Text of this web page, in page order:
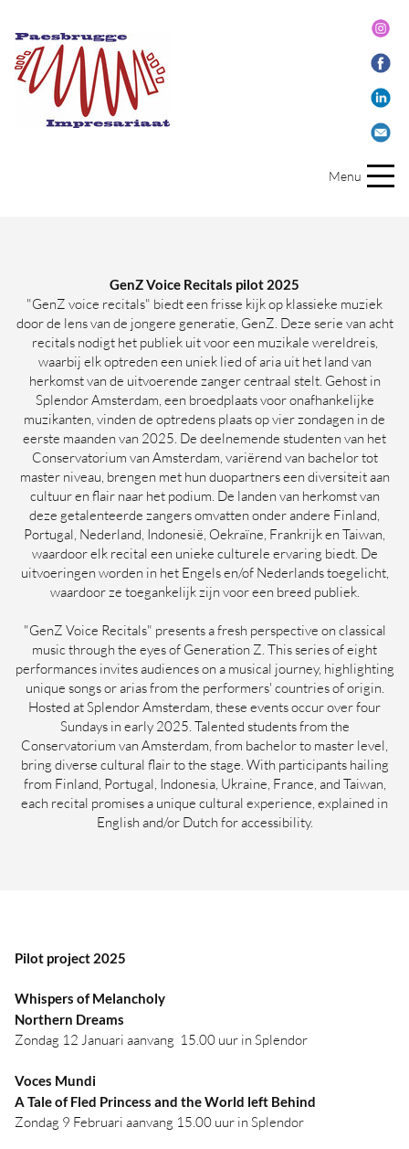
Menu
GenZ Voice Recitals pilot 2025
"GenZ voice recitals" biedt een frisse kijk op klassieke muziek
door de lens van de jongere generatie, GenZ. Deze serie van acht
recitals nodigt het publiek uit voor een muzikale wereldreis,
waarbij elk optreden een uniek lied of aria uit het land van
herkomst van de uitvoerende zanger centraal stelt. Gehost in
Splendor Amsterdam, een broedplaats voor onafhankelijke
muzikanten, vinden de optredens plaats op vier zondagen in de
eerste maanden van 2025. De deelnemende studenten van het
Conservatorium van Amsterdam, variërend van bachelor tot
master niveau, brengen met hun duopartners een diversiteit aan
cultuur en flair naar het podium. De landen van herkomst van
deze getalenteerde zangers omvatten onder andere Finland,
Portugal, Nederland, Indonesië, Oekraïne, Frankrijk en Taiwan,
waardoor elk recital een unieke culturele ervaring biedt. De
uitvoeringen worden in het Engels en/of Nederlands toegelicht,
waardoor ze toegankelijk zijn voor een breed publiek.
"GenZ Voice Recitals" presents a fresh perspective on classical
music through the eyes of Generation Z. This series of eight
performances invites audiences on a musical journey, highlighting
unique songs or arias from the performers' countries of origin.
Hosted at Splendor Amsterdam, these events occur over four
Sundays in early 2025. Talented students from the
Conservatorium van Amsterdam, from bachelor to master level,
bring diverse cultural flair to the stage. With participants hailing
from Finland, Portugal, Indonesia, Ukraine, France, and Taiwan,
each recital promises a unique cultural experience, explained in
English and/or Dutch for accessibility.
Pilot project 2025
Whispers of Melancholy
Northern Dreams
Zondag 12 Januari aanvang 15.00 uur in Splendor
Voces Mundi
A Tale of Fled Princess and the World left Behind
Zondag 9 Februari aanvang 15.00 uur in Splendor